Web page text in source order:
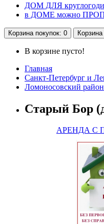
ДОМ ДЛЯ
в ДОМЕ можно
Корзина покупок: 0 Корзина
В корзине пусто!
Главная
Санкт-Петербург и
Ломоносовский район
Старый Бор
АРЕНДА С